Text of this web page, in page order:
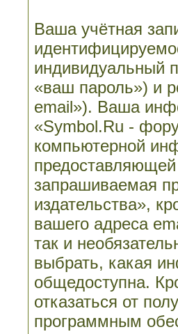
Ваша учётная
индивидуальный
«ваш пароль») и
email»). Ваша
«Symbol.Ru -
компьютерной
запрашиваемая
издательства»,
вашего адреса
так и
выбрать, какая
общедоступна.
отказаться от
программным